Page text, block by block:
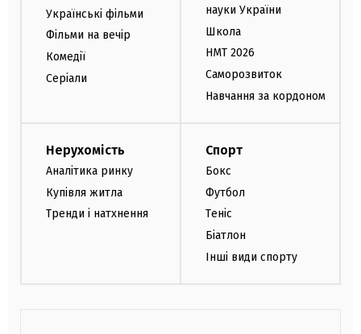
Українські фільми
Фільми на вечір
Комедії
Серіали
науки України
Школа
НМТ 2026
Саморозвиток
Навчання за кордоном
Нерухомість
Аналітика ринку
Купівля житла
Тренди і натхнення
Спорт
Бокс
Футбол
Теніс
Біатлон
Інші види спорту